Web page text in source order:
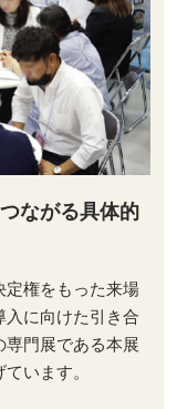
ながる具体的
定権をもった来場
に向けた引き合
門展である本展
います。